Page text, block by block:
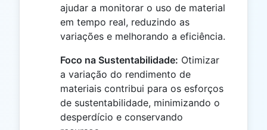
ajudar a monitorar o uso de material
em tempo real, reduzindo as
variações e melhorando a eficiência.
Foco na Sustentabilidade: Otimizar
a variação do rendimento de
materiais contribui para os esforços
de sustentabilidade, minimizando o
desperdício e conservando